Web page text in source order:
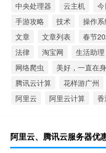
中央处理器
云主机
手游攻略
技术 操作
文章
文章列表 春节
法律
淘宝网 生活助理
网络爬虫
美好，一直在
腾讯云计算
花样游广州
阿里云
阿里云计算
阿里云、腾讯云服务器优